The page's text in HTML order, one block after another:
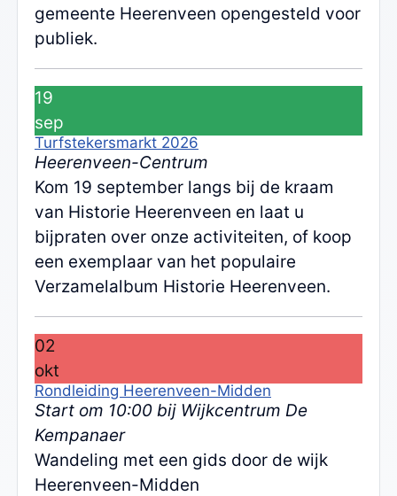
gemeente Heerenveen opengesteld voor
publiek.
19
sep
Turfstekersmarkt 2026
Heerenveen-Centrum
Kom 19 september langs bij de kraam
van Historie Heerenveen en laat u
bijpraten over onze activiteiten, of koop
een exemplaar van het populaire
Verzamelalbum Historie Heerenveen.
02
okt
Rondleiding Heerenveen-Midden
Start om 10:00 bij Wijkcentrum De
Kempanaer
Wandeling met een gids door de wijk
Heerenveen-Midden